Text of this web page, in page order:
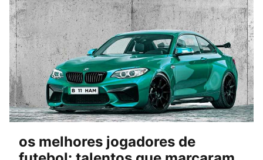
os melhores jogadores de